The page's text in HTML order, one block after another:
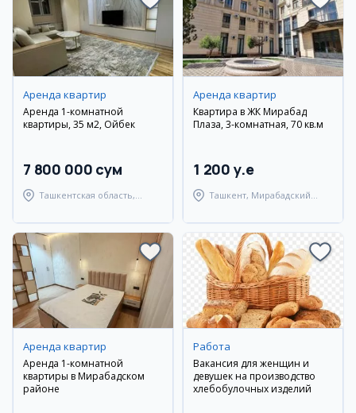
Аренда квартир
Аренда 1-комнатной
квартиры, 35 м2, Ойбек
7 800 000 сум
Ташкентская область,
Аренда квартир
Квартира в ЖК Мирабад
Плаза, 3-комнатная, 70 кв.м
1 200 y.e
Ташкент, Мирабадский
Аренда квартир
Аренда 1-комнатной
квартиры в Мирабадском
районе
Работа
Вакансия для женщин и
девушек на производство
хлебобулочных изделий